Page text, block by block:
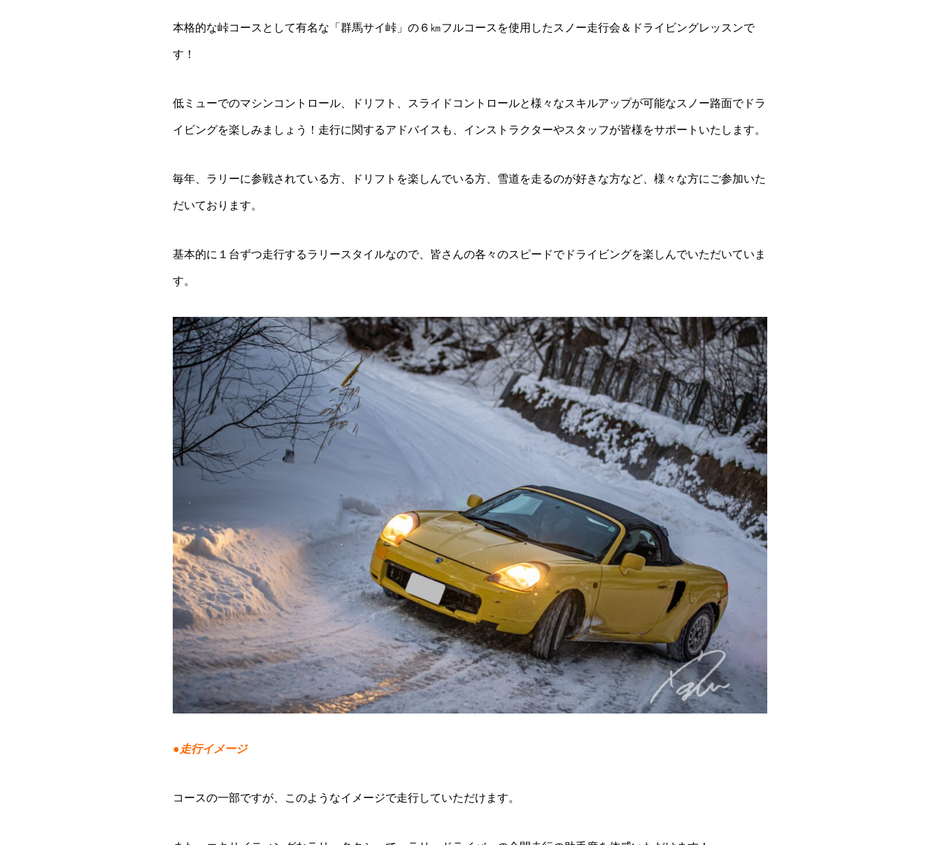
本格的な峠コースとして有名な「群馬サイ峠」の６㎞フルコースを使用したスノー走行会＆ドライビングレッスンで
す！
低ミューでのマシンコントロール、ドリフト、スライドコントロールと様々なスキルアップが可能なスノー路面でドラ
イビングを楽しみましょう！走行に関するアドバイスも、インストラクターやスタッフが皆様をサポートいたします。
毎年、ラリーに参戦されている方、ドリフトを楽しんでいる方、雪道を走るのが好きな方など、様々な方にご参加いた
だいております。
基本的に１台ずつ走行するラリースタイルなので、皆さんの各々のスピードでドライビングを楽しんでいただいていま
す。
●走行イメージ
コースの一部ですが、このようなイメージで走行していただけます。